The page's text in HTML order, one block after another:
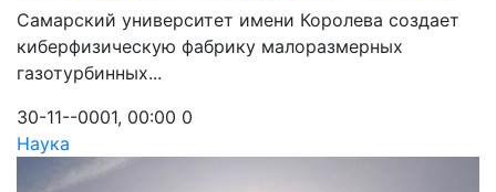
Самарский университет имени Королева создает
киберфизическую фабрику малоразмерных
газотурбинных...
30-11--0001, 00:00 0
Наука